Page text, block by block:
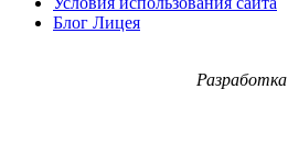
Блог Лицея
Разработка